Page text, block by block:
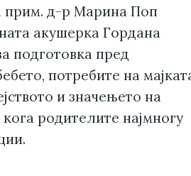
прим. д-р Марина Поп
акушерка Гордана
подготовка пред
потребите на
и значењето на
родителите најмногу